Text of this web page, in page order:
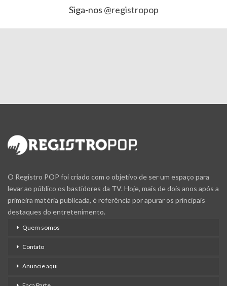
Siga-nos @registropop
O Registro POP foi criado com o objetivo de ser um espaço para
levar ao público os bastidores da TV. Hoje, mais de dois anos após a
primeira matéria publicada, é referência por apurar os principais
destaques do entretenimento.
Quem somos
Contato
Anuncie aqui